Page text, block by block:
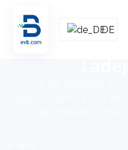
DE
Starten Sie